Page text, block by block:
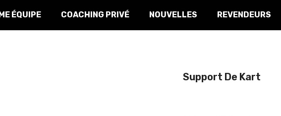
ÉQUIPE COACHING PRIVÉ NOUVELLES REVENDEURS
Support De Kart